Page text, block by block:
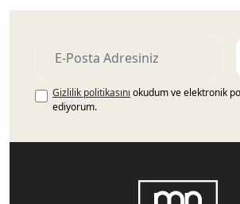
Gizlilik politikasını okudum ve elektronik
ediyorum.